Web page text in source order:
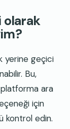
olarak
yerine geçici
Bu,
platforma ara
için
kontrol edin.